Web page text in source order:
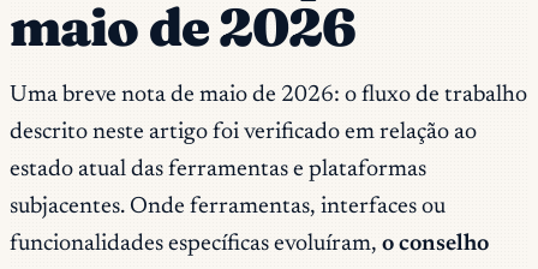
maio de 2026
Uma breve nota de maio de 2026: o fluxo de trabalho
descrito neste artigo foi verificado em relação ao
estado atual das ferramentas e plataformas
subjacentes. Onde ferramentas, interfaces ou
funcionalidades específicas evoluíram, o conselho